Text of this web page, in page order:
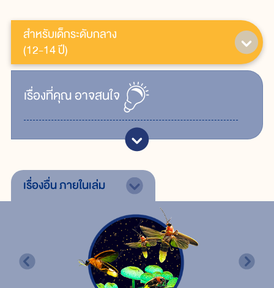
สำหรับเด็กระดับกลาง
(12-14 ปี)
เรื่ิองที่คุณอาจสนใจ
เรื่องอื่นภายในเล่ม